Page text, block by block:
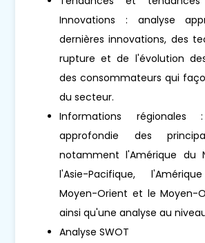
Innovations : analyse
dernières innovations, des
rupture et de l'évolution
des consommateurs qui
du secteur.
Informations régionales
approfondie des
notamment l'Amérique du
l'Asie-Pacifique,
Moyen-Orient et le Moyen-
ainsi qu'une analyse au
Analyse SWOT